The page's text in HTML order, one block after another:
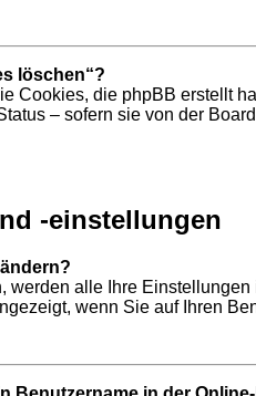
löschen“?
Cookies, die phpBB erstellt
– sofern sie von der
-einstellungen
werden alle Ihre
wenn Sie auf Ihren